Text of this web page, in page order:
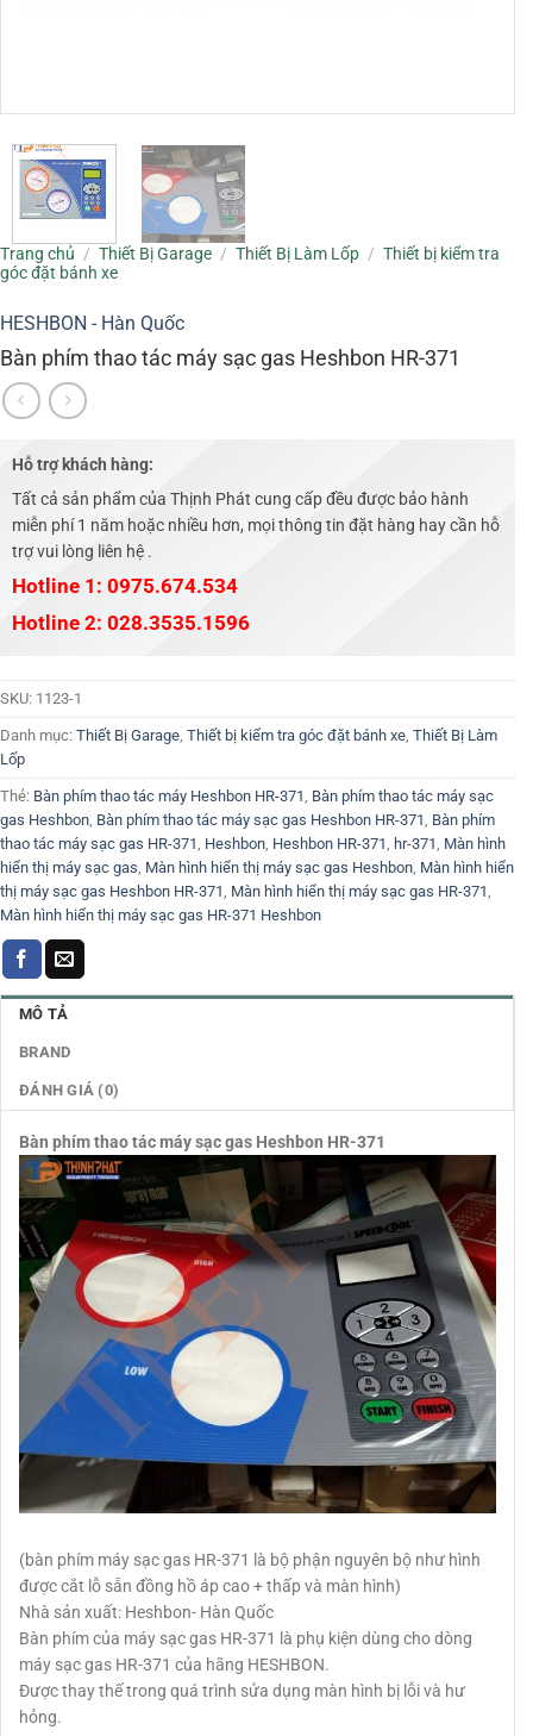
Trang chủ / Thiết Bị Garage / Thiết Bị Làm Lốp / Thiết bị kiểm tra
góc đặt bánh xe
HESHBON - Hàn Quốc
Bàn phím thao tác máy sạc gas Heshbon HR-371
Hỗ trợ khách hàng:
Tất cả sản phẩm của Thịnh Phát cung cấp đều được bảo hành
miễn phí 1 năm hoặc nhiều hơn, mọi thông tin đặt hàng hay cần hỗ
trợ vui lòng liên hệ .
Hotline 1: 0975.674.534
Hotline 2: 028.3535.1596
SKU: 1123-1
Danh mục: Thiết Bị Garage, Thiết bị kiểm tra góc đặt bánh xe, Thiết Bị Làm
Lốp
Thẻ: Bàn phím thao tác máy Heshbon HR-371, Bàn phím thao tác máy sạc
gas Heshbon, Bàn phím thao tác máy sạc gas Heshbon HR-371, Bàn phím
thao tác máy sạc gas HR-371, Heshbon, Heshbon HR-371, hr-371, Màn hình
hiển thị máy sạc gas, Màn hình hiển thị máy sạc gas Heshbon, Màn hình hiển
thị máy sạc gas Heshbon HR-371, Màn hình hiển thị máy sạc gas HR-371,
Màn hình hiển thị máy sạc gas HR-371 Heshbon
MÔ TẢ
BRAND
ĐÁNH GIÁ (0)
Bàn phím thao tác máy sạc gas Heshbon HR-371
(bàn phím máy sạc gas HR-371 là bộ phận nguyên bộ như hình
được cắt lỗ sẵn đồng hồ áp cao + thấp và màn hình)
Nhà sản xuất: Heshbon- Hàn Quốc
Bàn phím của máy sạc gas HR-371 là phụ kiện dùng cho dòng
máy sạc gas HR-371 của hãng HESHBON.
Được thay thế trong quá trình sửa dụng màn hình bị lỗi và hư
hỏng.